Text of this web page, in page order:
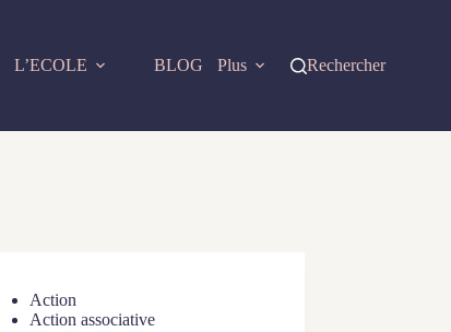
L’ECOLE BLOG Plus Rechercher
Action
Action associative